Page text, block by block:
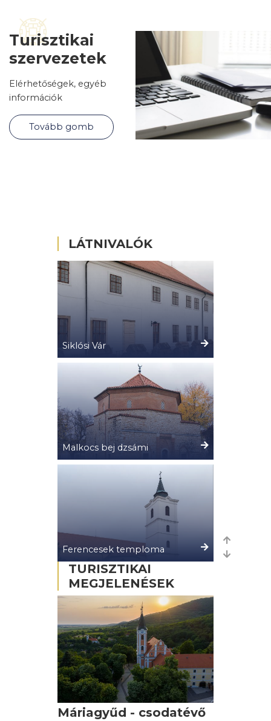
Turisztikai
szervezetek
Elérhetőségek, egyéb
információk
Tovább gomb
LÁTNIVALÓK
Siklósi Vár
Malkocs bej dzsámi
Ferencesek temploma
Previous
TURISZTIKAI
MEGJELENÉSEK
Máriagyűd - csodatévő